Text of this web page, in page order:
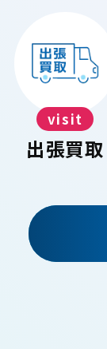
visit
出張買取